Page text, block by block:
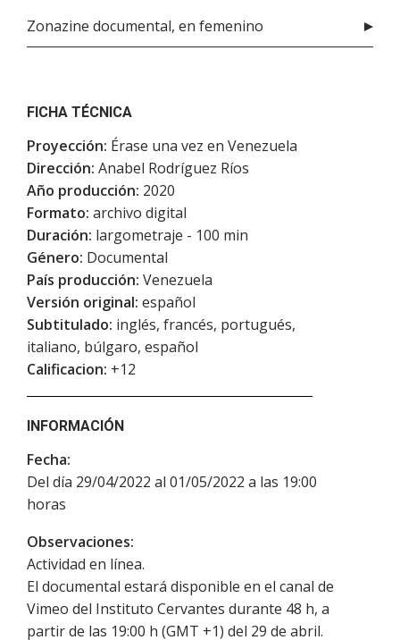
Zonazine documental, en femenino
FICHA TÉCNICA
Proyección: Érase una vez en Venezuela
Dirección: Anabel Rodríguez Ríos
Año producción: 2020
Formato: archivo digital
Duración: largometraje - 100 min
Género: Documental
País producción: Venezuela
Versión original: español
Subtitulado: inglés, francés, portugués,
italiano, búlgaro, español
Calificacion: +12
INFORMACIÓN
Fecha:
Del día 29/04/2022 al 01/05/2022 a las 19:00
horas
Observaciones:
Actividad en línea.
El documental estará disponible en el canal de
Vimeo del Instituto Cervantes durante 48 h, a
partir de las 19:00 h (GMT +1) del 29 de abril.